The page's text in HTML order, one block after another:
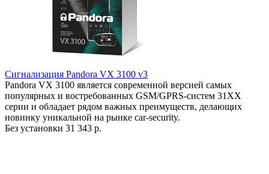
Сигнализация Pandora VX 3100 v3
Pandora VX 3100 является современной версией самых
популярных и востребованных GSM/GPRS-систем 31ХХ
серии и обладает рядом важных преимуществ, делающих
новинку уникальной на рынке car-security.
Без установки 31 343 р.